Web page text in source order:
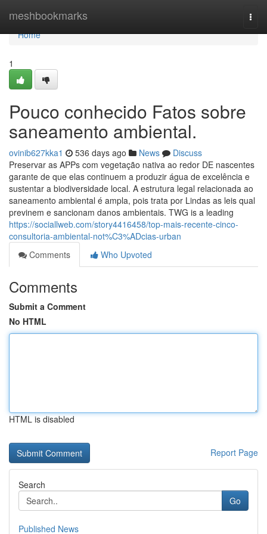
meshbookmarks
Home
Home
1
Pouco conhecido Fatos sobre
saneamento ambiental.
ovinib627kka1 536 days ago News
Discuss
Preservar as APPs com vegetação nativa ao redor DE nascentes
garante de que elas continuem a produzir água de excelência e
sustentar a biodiversidade local. A estrutura legal relacionada ao
saneamento ambiental é ampla, pois trata por Lindas as leis qual
previnem e sancionam danos ambientais. TWG is a leading
https://sociallweb.com/story4416458/top-mais-recente-cinco-
consultoria-ambiental-not%C3%ADcias-urban
Comments
Who Upvoted
Comments
Submit a Comment
No HTML
HTML is disabled
Report Page
Search
Go
Published News